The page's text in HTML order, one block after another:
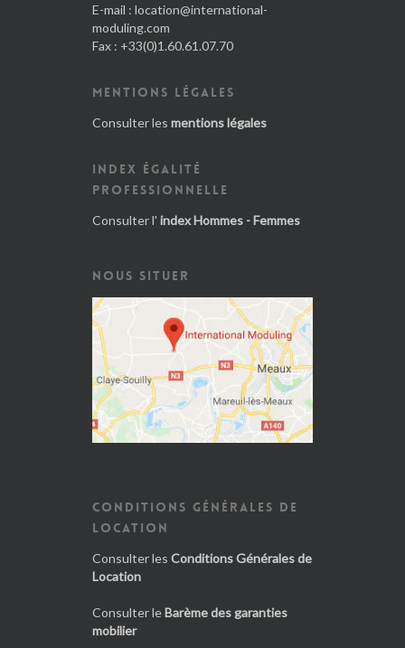
E-mail : location@international-
moduling.com
Fax : +33(0)1.60.61.07.70
MENTIONS LÉGALES
Consulter les mentions légales
INDEX ÉGALITÉ
PROFESSIONNELLE
Consulter l' index Hommes - Femmes
NOUS SITUER
CONDITIONS GÉNÉRALES DE
LOCATION
Consulter les Conditions Générales de
Location
Consulter leBarème des garanties
mobilier